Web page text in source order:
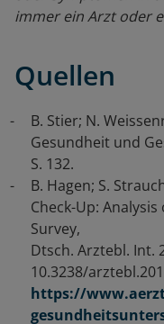
immer ein Arzt oder
Quellen
B. Stier; N.
Gesundheit und
S. 132.
B. Hagen; S.
Check-Up:
Survey,
Dtsch. Arztebl. Int.
10.3238/
https://